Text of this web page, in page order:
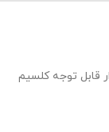
حاوی مقدار قابل توجه کلسیم